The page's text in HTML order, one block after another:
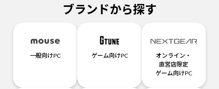
ブランドから探す
一般向けPC ゲーム向けPC
オンライン・
直営店限定
ゲーム向けPC